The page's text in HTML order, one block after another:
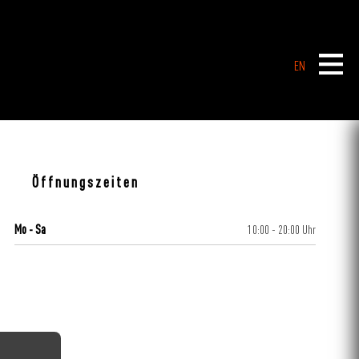
EN
Öffnungszeiten
Mo - Sa 10:00 - 20:00 Uhr